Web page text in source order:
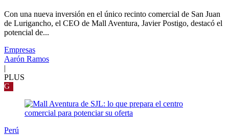
Con una nueva inversión en el único recinto comercial de San Juan
de Lurigancho, el CEO de Mall Aventura, Javier Postigo, destacó el
potencial de...
Empresas
Aarón Ramos
|
PLUS
G
Perú